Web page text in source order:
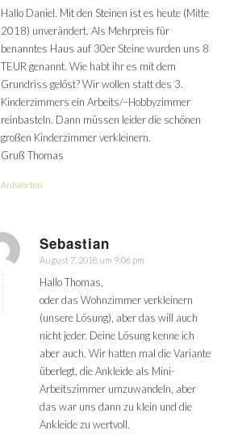
Hallo Daniel. Mit den Steinen ist es heute (Mitte
2018) unverändert. Als Mehrpreis für
benanntes Haus auf 30er Steine wurden uns 8
TEUR genannt. Wie habt ihr es mit dem
Grundriss gelöst? Wir wollen statt des 3.
Kinderzimmers ein Arbeits/–Hobbyzimmer
reinbasteln. Dann müssen leider die schönen
großen Kinderzimmer verkleinern.
Gruß Thomas
Antworten
Sebastian
sagte:
August 7, 2018 um 9:06 pm
Hallo Thomas,
oder das Wohnzimmer verkleinern
(unsere Lösung), aber das will auch
nicht jeder. Deine Lösung kenne ich
aber auch. Wir hatten mal die Variante
überlegt, die Ankleide als Mini-
Arbeitszimmer umzuwandeln, aber
das war uns dann zu klein und die
Ankleide zu wertvoll.